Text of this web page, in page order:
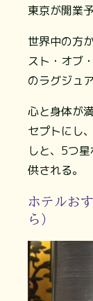
東京が開業予
世界中の方
スト・オブ
のラグジュ
心と身体が
セプトにし
しと、5つ
供される。
ホテルお
ら）